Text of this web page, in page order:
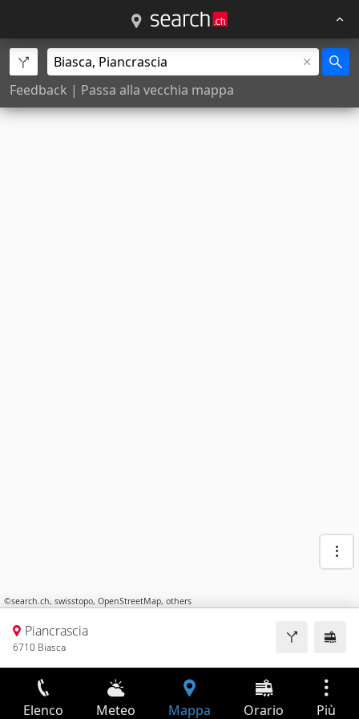
Feedback | Passa alla vecchia mappa
©search.ch, swisstopo, OpenStreetMap, others
Piancrascia
6710 Biasca
Elenco Meteo Mappa Orario Più